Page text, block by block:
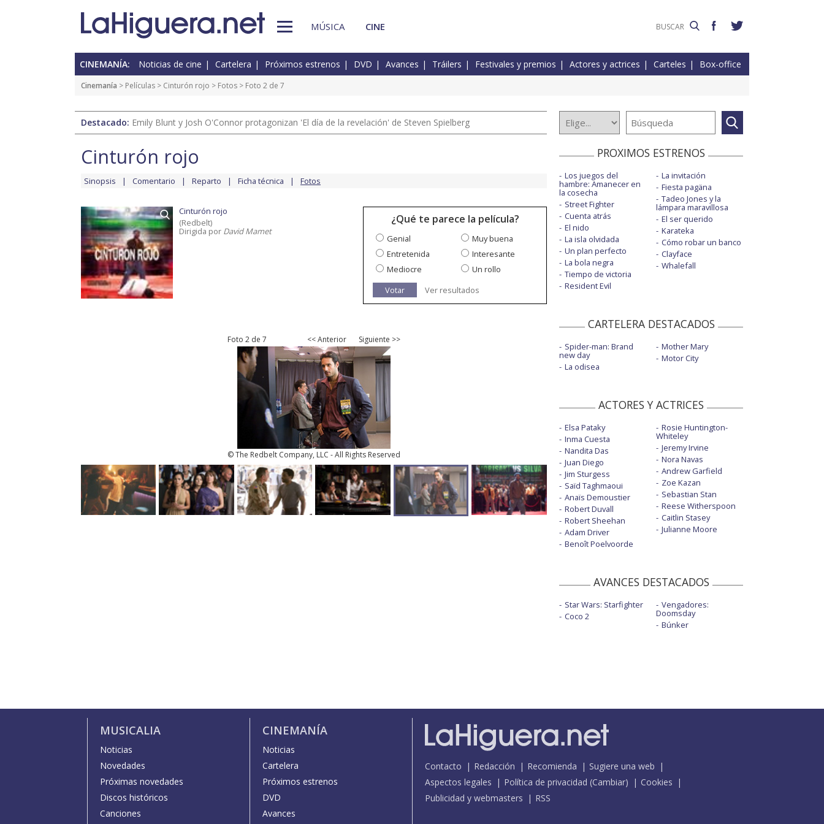
MÚSICA CINE
CINEMANÍA: Noticias de cine Cartelera Próximos estrenos DVD Avances Tráilers Festivales y premios Actores y actrices Carteles Box-office
Cinemanía > Películas > Cinturón rojo > Fotos > Foto 2 de 7
Destacado: Emily Blunt y Josh O'Connor protagonizan 'El día de la revelación' de Steven Spielberg
Cinturón rojo
Sinopsis Comentario Reparto Ficha técnica Fotos
Cinturón rojo
(Redbelt)
Dirigida por David Mamet
¿Qué te parece la película?
Genial
Muy buena
Entretenida
Interesante
Mediocre
Un rollo
Votar
Ver resultados
Foto 2 de 7 << Anterior Siguiente >>
© The Redbelt Company, LLC - All Rights Reserved
PROXIMOS ESTRENOS
Los juegos del
hambre: Amanecer en
la cosecha
Street Fighter
Cuenta atrás
El nido
La isla olvidada
Un plan perfecto
La bola negra
Tiempo de victoria
Resident Evil
La invitación
Fiesta pagäna
Tadeo Jones y la
lámpara maravillosa
El ser querido
Karateka
Cómo robar un banco
Clayface
Whalefall
CARTELERA DESTACADOS
Spider-man: Brand
new day
La odisea
Mother Mary
Motor City
ACTORES Y ACTRICES
Elsa Pataky
Inma Cuesta
Nandita Das
Juan Diego
Jim Sturgess
Saïd Taghmaoui
Anaïs Demoustier
Robert Duvall
Robert Sheehan
Adam Driver
Benoît Poelvoorde
Rosie Huntington-
Whiteley
Jeremy Irvine
Nora Navas
Andrew Garfield
Zoe Kazan
Sebastian Stan
Reese Witherspoon
Caitlin Stasey
Julianne Moore
AVANCES DESTACADOS
Star Wars: Starfighter
Coco 2
Vengadores:
Doomsday
Búnker
MUSICALIA
Noticias
Novedades
Próximas novedades
Discos históricos
Canciones
CINEMANÍA
Noticias
Cartelera
Próximos estrenos
DVD
Avances
Contacto Redacción Recomienda
Sugiere una web
Aspectos legales
Política de privacidad (Cambiar)
Cookies
Publicidad y webmasters
RSS